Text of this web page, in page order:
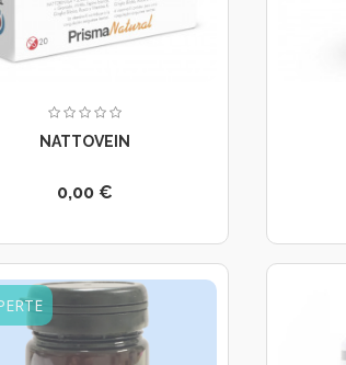
NATTOVEIN
0,00 €